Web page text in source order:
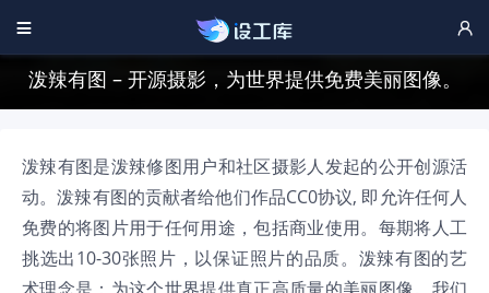
 
泼辣有图 – 开源摄影，为世界提供免费美丽图像。
泼辣有图是泼辣修图用户和社区摄影人发起的公开创源活
动。泼辣有图的贡献者给他们作品CC0协议, 即允许任何人
免费的将图片用于任何用途，包括商业使用。每期将人工
挑选出10-30张照片，以保证照片的品质。泼辣有图的艺